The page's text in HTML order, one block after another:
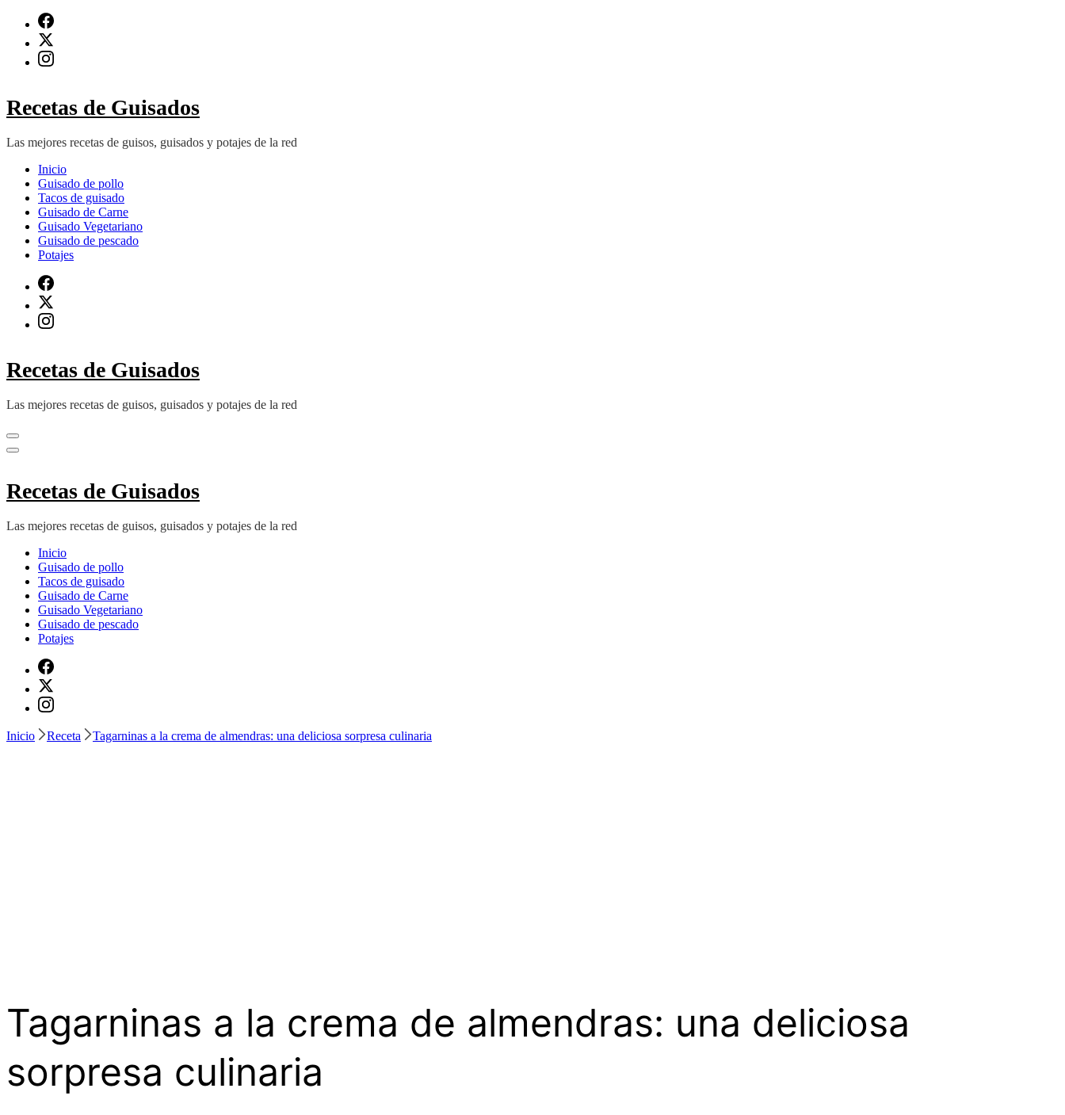
contenido
(presiona
Recetas de Guisados
Las mejores recetas de guisos, guisados y potajes de la red
Inicio
Guisado de pollo
Tacos de guisado
Guisado de Carne
Guisado Vegetariano
Guisado de pescado
Potajes
Recetas de Guisados
Las mejores recetas de guisos, guisados y potajes de la red
Recetas de Guisados
Las mejores recetas de guisos, guisados y potajes de la red
Inicio
Guisado de pollo
Tacos de guisado
Guisado de Carne
Guisado Vegetariano
Guisado de pescado
Potajes
Inicio Receta Tagarninas a la crema de almendras: una deliciosa sorpresa culinaria
Tagarninas a la crema de almendras: una deliciosa
sorpresa culinaria